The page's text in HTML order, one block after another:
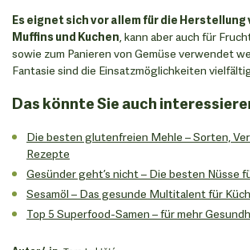
Es eignet sich vor allem für die Herstellung
Muffins und Kuchen, kann aber auch für
sowie zum Panieren von Gemüse verwendet
Fantasie sind die Einsatzmöglichkeiten
Das könnte Sie auch
Die besten glutenfreien Mehle – Sorten,
Rezepte
Gesünder geht’s nicht – Die besten Nüsse
Sesamöl – Das gesunde Multitalent für
Top 5 Superfood-Samen – für mehr